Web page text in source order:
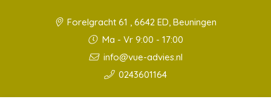
Forelgracht 61 , 6642 ED, Beuningen
Ma - Vr 9:00 - 17:00
info@vue-advies.nl
0243601164